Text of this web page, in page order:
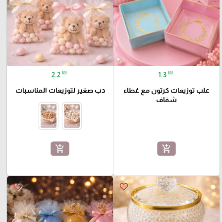
1.3 ₪
علب توزيعات كرتون مع غطاء
شفاف
add_shopping_cart
2.2 ₪
دب صغير لتوزيعات المناسبات
add_shopping_cart
favorite_border
favorite_border